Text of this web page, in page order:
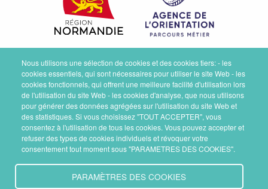
Nous utilisons une sélection de cookies et des cookies tiers: - les
cookies essentiels, qui sont nécessaires pour utiliser le site Web - les
cookies fonctionnels, qui offrent une meilleure facilité d'utilisation lors
de l'utilisation du site Web - les cookies d'analyse, que nous utilisons
pour générer des données agrégées sur l'utilisation du site Web et
des statistiques. Si vous choisissez "TOUT ACCEPTER", vous
consentez à l'utilisation de tous les cookies. Vous pouvez accepter et
refuser des types de cookies individuels et révoquer votre
consentement tout moment sous "PARAMETRES DES COOKIES".
PARAMÈTRES DES COOKIES